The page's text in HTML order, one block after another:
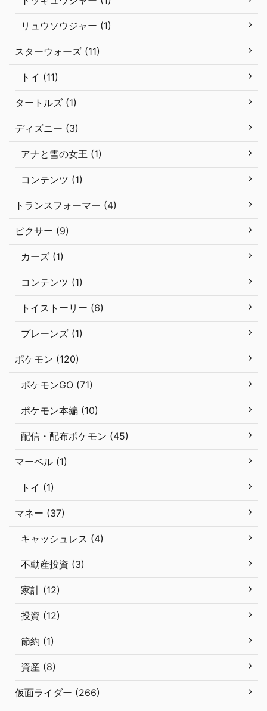
リュウソウジャー (1)
スターウォーズ (11)
トイ (11)
タートルズ (1)
ディズニー (3)
アナと雪の女王 (1)
コンテンツ (1)
トランスフォーマー (4)
ピクサー (9)
カーズ (1)
コンテンツ (1)
トイストーリー (6)
プレーンズ (1)
ポケモン (120)
ポケモンGO (71)
ポケモン本編 (10)
配信・配布ポケモン (45)
マーベル (1)
トイ (1)
マネー (37)
キャッシュレス (4)
不動産投資 (3)
家計 (12)
投資 (12)
節約 (1)
資産 (8)
仮面ライダー (266)